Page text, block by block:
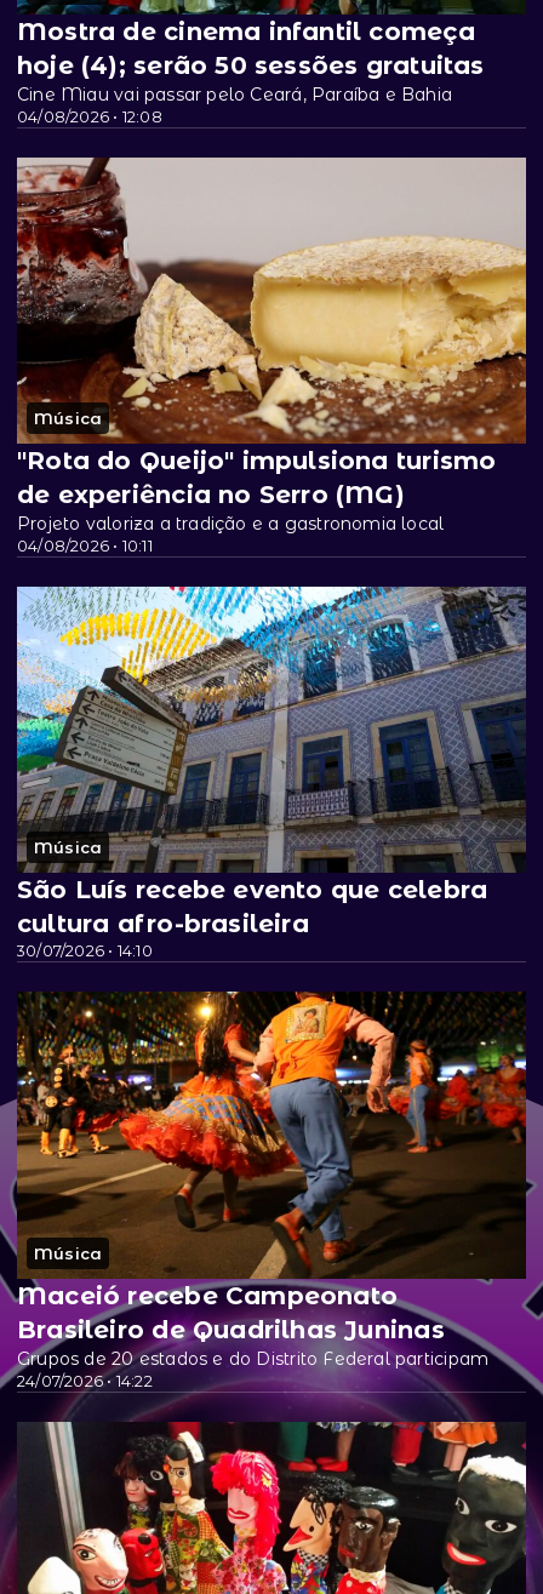
04/08/2026 • 12:08
Mostra de cinema infantil começa
hoje (4); serão 50 sessões gratuitas
Cine Miau vai passar pelo Ceará, Paraíba e Bahia
Música
04/08/2026 • 10:11
"Rota do Queijo" impulsiona turismo
de experiência no Serro (MG)
Projeto valoriza a tradição e a gastronomia local
Música
30/07/2026 • 14:10
São Luís recebe evento que celebra
cultura afro-brasileira
Música
24/07/2026 • 14:22
Maceió recebe Campeonato
Brasileiro de Quadrilhas Juninas
Grupos de 20 estados e do Distrito Federal participam